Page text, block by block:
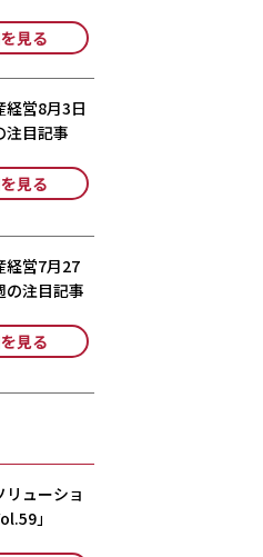
見る
経営8月3日
注目記事
見る
経営7月27
の注目記事
見る
リューショ
」